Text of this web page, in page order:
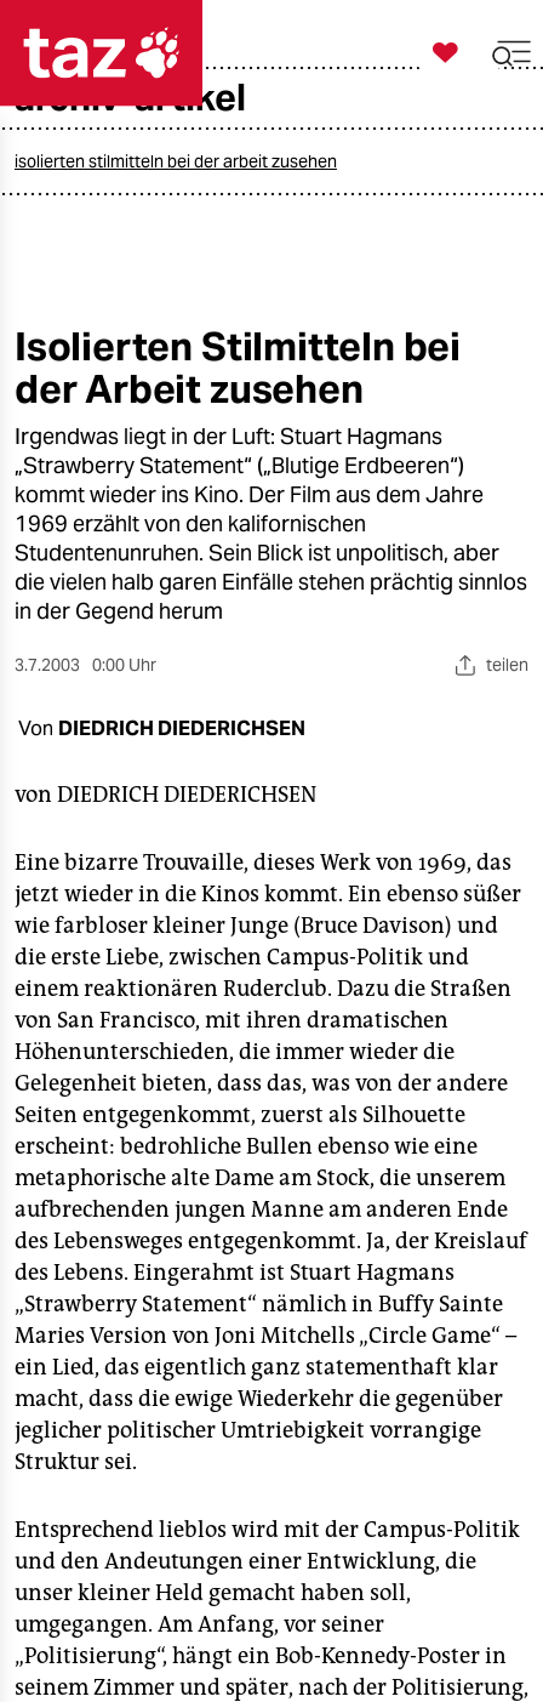
taz zahl ich
öko
gesellschaft
kultur
sport
berlin
nord
wahrheit
veranstaltungen
shop
fragen & hilfe
unterstützen
abo
genossenschaft
epaper login

taz zahl ich
archiv-artikel
isolierten stilmitteln bei der arbeit zusehen
Isolierten Stilmitteln bei
der Arbeit zusehen
Irgendwas liegt in der Luft: Stuart Hagmans
„Strawberry Statement“ („Blutige Erdbeeren“)
kommt wieder ins Kino. Der Film aus dem Jahre
1969 erzählt von den kalifornischen
Studentenunruhen. Sein Blick ist unpolitisch, aber
die vielen halb garen Einfälle stehen prächtig sinnlos
in der Gegend herum
3.7.2003 0:00 Uhr teilen
Von DIEDRICH DIEDERICHSEN
von DIEDRICH DIEDERICHSEN
Eine bizarre Trouvaille, dieses Werk von 1969, das
jetzt wieder in die Kinos kommt. Ein ebenso süßer
wie farbloser kleiner Junge (Bruce Davison) und
die erste Liebe, zwischen Campus-Politik und
einem reaktionären Ruderclub. Dazu die Straßen
von San Francisco, mit ihren dramatischen
Höhenunterschieden, die immer wieder die
Gelegenheit bieten, dass das, was von der andere
Seiten entgegenkommt, zuerst als Silhouette
erscheint: bedrohliche Bullen ebenso wie eine
metaphorische alte Dame am Stock, die unserem
aufbrechenden jungen Manne am anderen Ende
des Lebensweges entgegenkommt. Ja, der Kreislauf
des Lebens. Eingerahmt ist Stuart Hagmans
„Strawberry Statement“ nämlich in Buffy Sainte
Maries Version von Joni Mitchells „Circle Game“ –
ein Lied, das eigentlich ganz statementhaft klar
macht, dass die ewige Wiederkehr die gegenüber
jeglicher politischer Umtriebigkeit vorrangige
Struktur sei.
Entsprechend lieblos wird mit der Campus-Politik
und den Andeutungen einer Entwicklung, die
unser kleiner Held gemacht haben soll,
umgegangen. Am Anfang, vor seiner
„Politisierung“, hängt ein Bob-Kennedy-Poster in
seinem Zimmer und später, nach der Politisierung,